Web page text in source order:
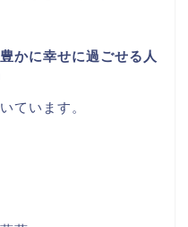
かに幸せに過ごせる人
ています。